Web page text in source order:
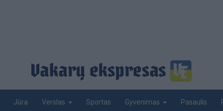
Jūra Verslas Sportas Gyvenimas Pasaulis